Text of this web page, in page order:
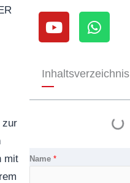
zur
mit
Y
o
u
u
b
e
W
h
a
s
p
Inhaltsverzeichnis
Name*